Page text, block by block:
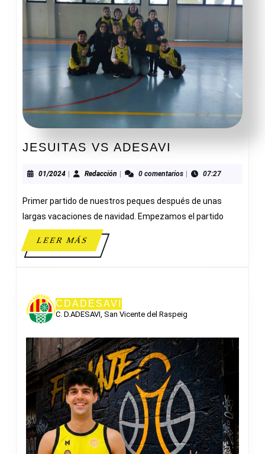
JESUITAS VS ADESAVI
ADESAVI
01/202401/2024Redacción Redacción0 comentarios 07:27
Primer partido de nuestros peques después de unas
largas vacaciones de navidad. Empezamos el partido
LEER MÁSLEER
MÁS
CDADESAVI
C. D.ADESAVI, San Vicente del Raspeig